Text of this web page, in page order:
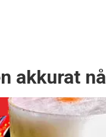
akkurat nå